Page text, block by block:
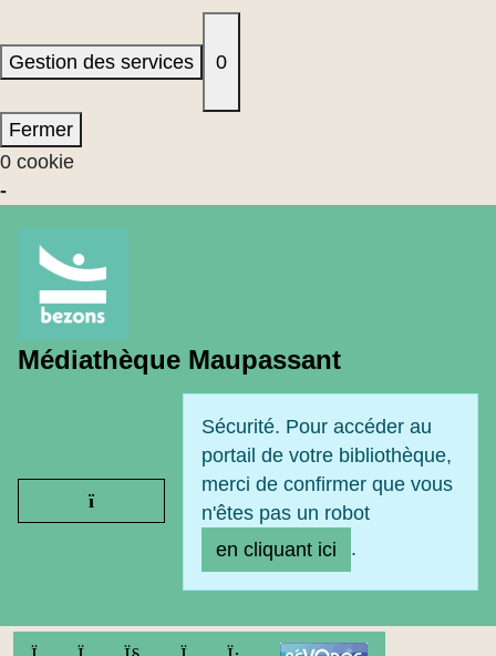
Gestion des services 0
Fermer
0 cookie
-
Médiathèque Maupassant
Ouvrir le menu
Sécurité. Pour accéder au
portail de votre bibliothèque,
merci de confirmer que vous
n'êtes pas un robot
en cliquant ici
.